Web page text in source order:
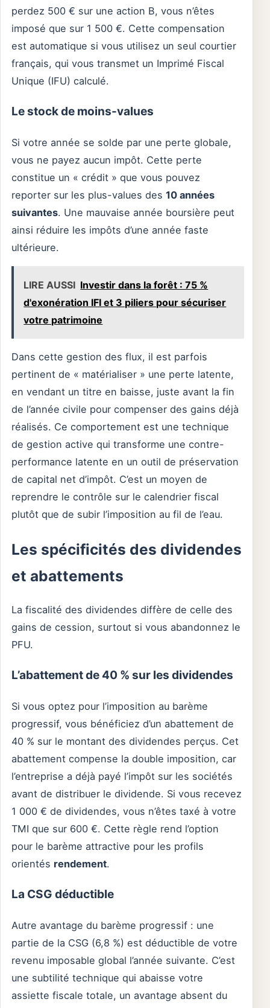
perdez 500 € sur une action B, vous n’êtes
imposé que sur 1 500 €. Cette compensation
est automatique si vous utilisez un seul courtier
français, qui vous transmet un Imprimé Fiscal
Unique (IFU) calculé.
Le stock de moins-values
Si votre année se solde par une perte globale,
vous ne payez aucun impôt. Cette perte
constitue un « crédit » que vous pouvez
reporter sur les plus-values des 10 années
suivantes. Une mauvaise année boursière peut
ainsi réduire les impôts d’une année faste
ultérieure.
LIRE AUSSI Investir dans la forêt : 75 %
d'exonération IFI et 3 piliers pour sécuriser
votre patrimoine
Dans cette gestion des flux, il est parfois
pertinent de « matérialiser » une perte latente,
en vendant un titre en baisse, juste avant la fin
de l’année civile pour compenser des gains déjà
réalisés. Ce comportement est une technique
de gestion active qui transforme une contre-
performance latente en un outil de préservation
de capital net d’impôt. C’est un moyen de
reprendre le contrôle sur le calendrier fiscal
plutôt que de subir l’imposition au fil de l’eau.
Les spécificités des dividendes
et abattements
La fiscalité des dividendes diffère de celle des
gains de cession, surtout si vous abandonnez le
PFU.
L’abattement de 40 % sur les dividendes
Si vous optez pour l’imposition au barème
progressif, vous bénéficiez d’un abattement de
40 % sur le montant des dividendes perçus. Cet
abattement compense la double imposition, car
l’entreprise a déjà payé l’impôt sur les sociétés
avant de distribuer le dividende. Si vous recevez
1 000 € de dividendes, vous n’êtes taxé à votre
TMI que sur 600 €. Cette règle rend l’option
pour le barème attractive pour les profils
orientés rendement.
La CSG déductible
Autre avantage du barème progressif : une
partie de la CSG (6,8 %) est déductible de votre
revenu imposable global l’année suivante. C’est
une subtilité technique qui abaisse votre
assiette fiscale totale, un avantage absent du